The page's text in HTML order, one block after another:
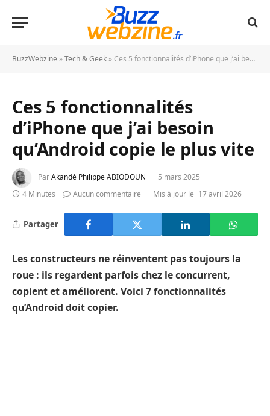
BuzzWebzine »Tech & Geek » Ces 5 fonctionnalités d’iPhone que j’ai besoin qu’Android copie le plus vite
Ces 5 fonctionnalités
d’iPhone que j’ai besoin
qu’Android copie le plus vite
ParAkandé Philippe ABIODOUN
5 mars 2025
4 Minutes
Aucun commentaire Mis à jour le 17 avril 2026
Partager
Les constructeurs ne réinventent pas toujours la
roue : ils regardent parfois chez le concurrent,
copient et améliorent. Voici 7 fonctionnalités
qu’Android doit copier.